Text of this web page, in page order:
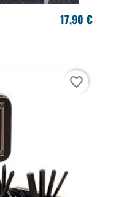
17,90 €
favorite_border